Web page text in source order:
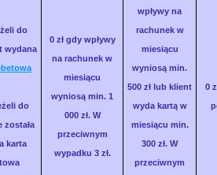
do
wydana
do
została
karta
0 zł gdy wpływy
na rachunek w
miesiącu
wyniosą min. 1
000 zł. W
przeciwnym
wypadku 3 zł.
wpływy na
rachunek w
miesiącu
wyniosą min.
500 zł lub klient
wyda kartą w
miesiącu min.
300 zł. W
przeciwnym
0